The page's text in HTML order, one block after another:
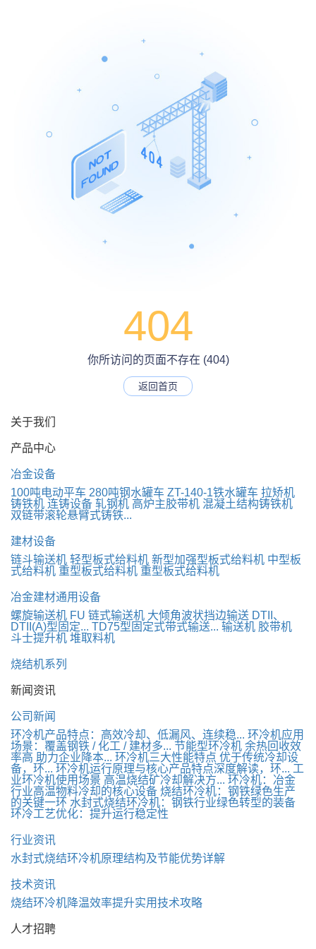
404
你所访问的页面不存在 (404)
返回首页
关于我们
产品中心
冶金设备
100吨电动平车 280吨钢水罐车 ZT-140-1铁水罐车 拉矫机
铸铁机 连铸设备 轧钢机 高炉主胶带机 混凝土结构铸铁机
双链带滚轮悬臂式铸铁...
建材设备
链斗输送机 轻型板式给料机 新型加强型板式给料机 中型板
式给料机 重型板式给料机 重型板式给料机
冶金建材通用设备
螺旋输送机 FU 链式输送机 大倾角波状挡边输送 DTII、
DTII(A)型固定... TD75型固定式带式输送... 输送机 胶带机
斗士提升机 堆取料机
烧结机系列
新闻资讯
公司新闻
环冷机产品特点：高效冷却、低漏风、连续稳... 环冷机应用
场景：覆盖钢铁 / 化工 / 建材多... 节能型环冷机 余热回收效
率高 助力企业降本... 环冷机三大性能特点 优于传统冷却设
备，环... 环冷机运行原理与核心产品特点深度解读，环... 工
业环冷机使用场景 高温烧结矿冷却解决方... 环冷机：冶金
行业高温物料冷却的核心设备 烧结环冷机：钢铁绿色生产
的关键一环 水封式烧结环冷机：钢铁行业绿色转型的装备
环冷工艺优化：提升运行稳定性
行业资讯
水封式烧结环冷机原理结构及节能优势详解
技术资讯
烧结环冷机降温效率提升实用技术攻略
人才招聘